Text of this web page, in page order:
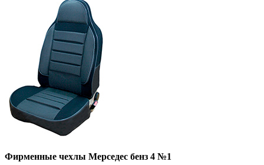
Фирменные чехлы Мерседес бенз 4 №1